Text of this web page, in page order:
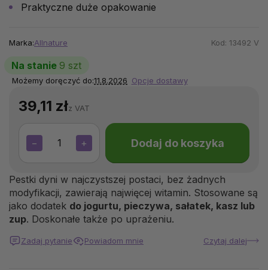
39,11 złz VAT
+
− Dodaj do koszyka
Pestki dyni w najczystszej postaci, bez żadnych
modyfikacji, zawierają najwięcej witamin. Stosowane są
jako dodatek do jogurtu, pieczywa, sałatek, kasz lub
zup. Doskonałe także po uprażeniu.
Czytaj dalej
Zadaj pytanie Powiadom mnie
Praktyczne duże opakowanie
Marka:Allnature Kod: 13492 V
Na stanie 9 szt
Możemy doręczyć do:11.8.2026 Opcje dostawy